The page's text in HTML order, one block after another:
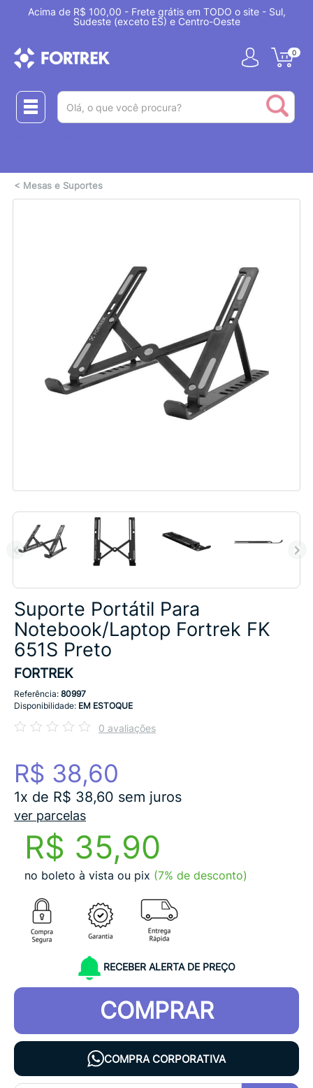
Acima de R$ 100,00 - Frete grátis em TODO o site - Sul,
Sudeste (exceto ES) e Centro-Oeste
0
< Mesas e Suportes
Suporte Portátil Para
Notebook/Laptop Fortrek FK
651S Preto
FORTREK
Referência: 80997
Disponibilidade: EM ESTOQUE
0 avaliações
R$ 38,60
1x de R$ 38,60 sem juros
ver parcelas
R$ 35,90
no boleto à vista ou pix (7% de desconto)
RECEBER ALERTA DE PREÇO
COMPRAR
COMPRA CORPORATIVA